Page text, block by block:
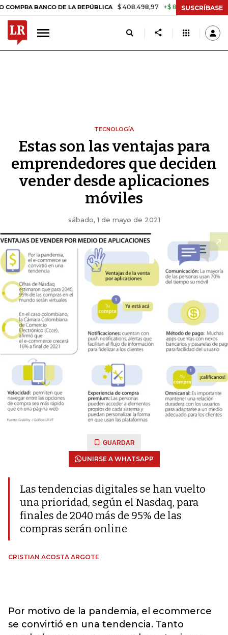
DE LA REPÚBLICA $ 408.498,97 +$ 8.753,81 +2,19% TASA
SUSCRÍBASE
TECNOLOGÍA
Estas son las ventajas para
emprendedores que deciden
vender desde aplicaciones
móviles
sábado, 1 de mayo de 2021
GUARDAR
UNIRSE A WHATSAPP
Las tendencias digitales se han vuelto
una prioridad, según el Nasdaq, para
finales de 2040 más de 95% de las
compras serán online
CRISTIAN ACOSTA ARGOTE
Por motivo de la pandemia, el ecommerce
se convirtió en una tendencia. Tanto